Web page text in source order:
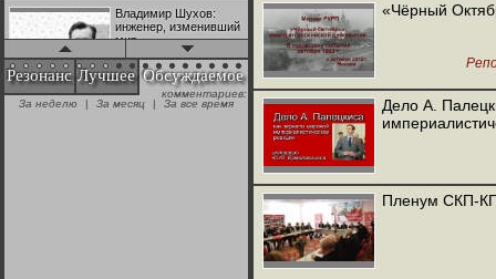
Владимир Шухов:
инженер, изменивший
мир
"Аркадий Коц" на
эгалите-фесте "Не
Резонанс Лучшее Обсуждаемое
комментариев:
За неделю
| За месяц | За все время
«Чёрный
Дело А.
Пленум СКП-